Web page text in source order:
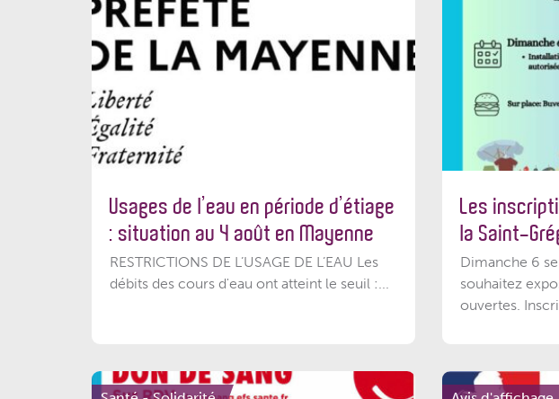
Usages de l’eau en période d’étiage
: situation au 4 août en Mayenne
RESTRICTIONS DE L’USAGE DE L’EAU Les
débits des cours d'eau ont atteint le seuil :...
Les
la Saint-
Dimanche 6
souhaitez
ouvertes.